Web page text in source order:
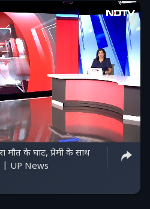
मौत के घाट, प्रेमी के साथ
| UP News